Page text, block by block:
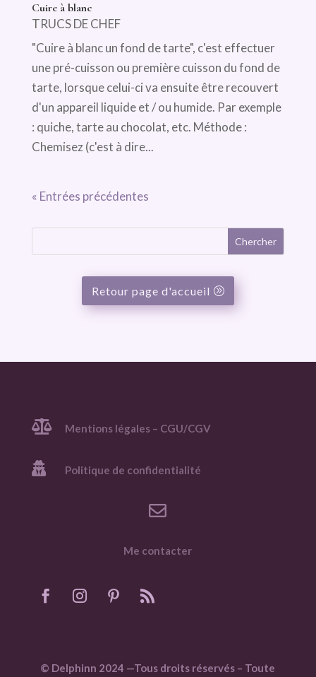
Cuire à blanc
TRUCS DE CHEF
"Cuire à blanc un fond de tarte", c'est effectuer
une pré-cuisson ou première cuisson du fond de
tarte, lorsque celui-ci va ensuite être recouvert
d'un appareil liquide et / ou humide. Par exemple
: quiche, tarte au chocolat, etc. Méthode :
Chemisez (c'est à dire...
« Entrées précédentes
Retour page d'accueil
 Mentions légales – CGU/CGV
 Politique de confidentialité

Me contacter
© Delphinn 2024 —Tous droits réservés – Toute